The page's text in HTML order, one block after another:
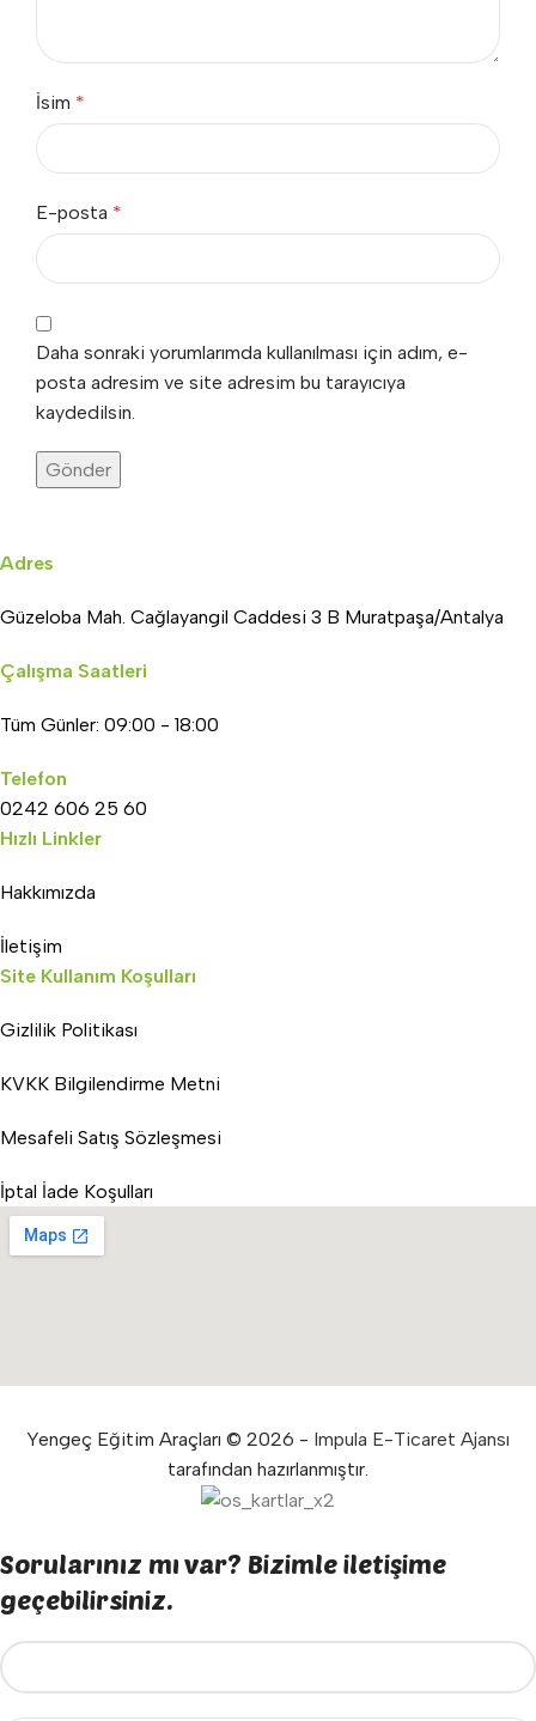
İsim *
E-posta *
Daha sonraki yorumlarımda kullanılması için adım, e-
posta adresim ve site adresim bu tarayıcıya
kaydedilsin.
Adres
Güzeloba Mah. Cağlayangil Caddesi 3 B Muratpaşa/Antalya
Çalışma Saatleri
Tüm Günler: 09:00 - 18:00
Telefon
0242 606 25 60
Hızlı Linkler
Hakkımızda
İletişim
Site Kullanım Koşulları
Gizlilik Politikası
KVKK Bilgilendirme Metni
Mesafeli Satış Sözleşmesi
İptal İade Koşulları
Yengeç Eğitim Araçları © 2026 - Impula E-Ticaret Ajansı
tarafından hazırlanmıştır.
Sorularınız mı var? Bizimle iletişime
geçebilirsiniz.